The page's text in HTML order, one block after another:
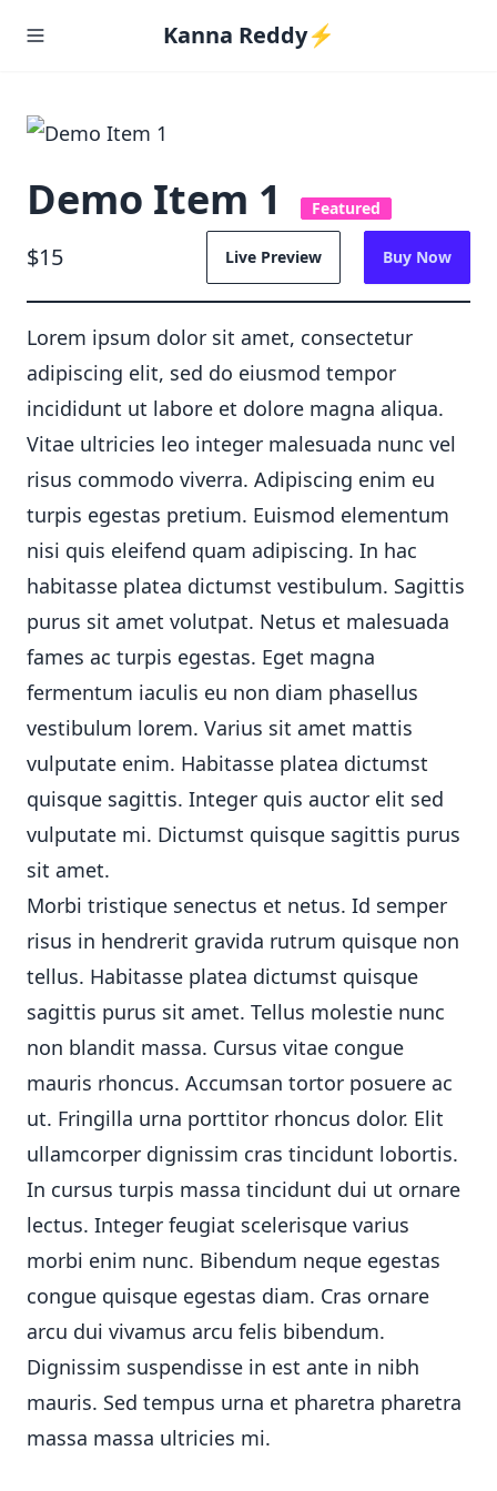
Kanna Reddy⚡️
Demo Item 1 Featured
$15 Live Preview Buy Now
Lorem ipsum dolor sit amet, consectetur
adipiscing elit, sed do eiusmod tempor
incididunt ut labore et dolore magna aliqua.
Vitae ultricies leo integer malesuada nunc vel
risus commodo viverra. Adipiscing enim eu
turpis egestas pretium. Euismod elementum
nisi quis eleifend quam adipiscing. In hac
habitasse platea dictumst vestibulum. Sagittis
purus sit amet volutpat. Netus et malesuada
fames ac turpis egestas. Eget magna
fermentum iaculis eu non diam phasellus
vestibulum lorem. Varius sit amet mattis
vulputate enim. Habitasse platea dictumst
quisque sagittis. Integer quis auctor elit sed
vulputate mi. Dictumst quisque sagittis purus
sit amet.
Morbi tristique senectus et netus. Id semper
risus in hendrerit gravida rutrum quisque non
tellus. Habitasse platea dictumst quisque
sagittis purus sit amet. Tellus molestie nunc
non blandit massa. Cursus vitae congue
mauris rhoncus. Accumsan tortor posuere ac
ut. Fringilla urna porttitor rhoncus dolor. Elit
ullamcorper dignissim cras tincidunt lobortis.
In cursus turpis massa tincidunt dui ut ornare
lectus. Integer feugiat scelerisque varius
morbi enim nunc. Bibendum neque egestas
congue quisque egestas diam. Cras ornare
arcu dui vivamus arcu felis bibendum.
Dignissim suspendisse in est ante in nibh
mauris. Sed tempus urna et pharetra pharetra
massa massa ultricies mi.